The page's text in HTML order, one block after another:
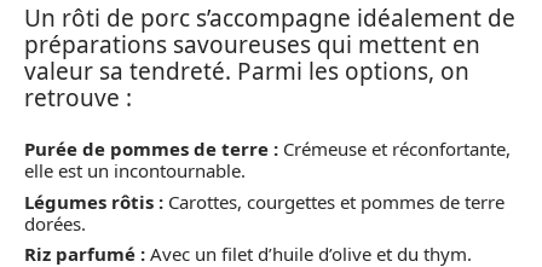
Un rôti de porc s’accompagne idéalement de
préparations savoureuses qui mettent en
valeur sa tendreté. Parmi les options, on
retrouve :
Purée de pommes de terre : Crémeuse et réconfortante,
elle est un incontournable.
Légumes rôtis : Carottes, courgettes et pommes de terre
dorées.
Riz parfumé : Avec un filet d’huile d’olive et du thym.